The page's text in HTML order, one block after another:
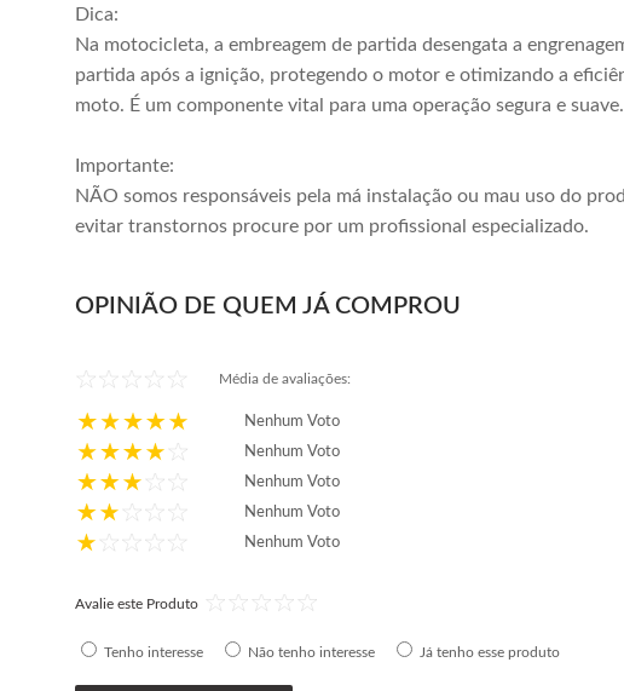
Dica:
Na motocicleta, a embreagem de partida desengata a
partida após a ignição, protegendo o motor e otimizando a
moto. É um componente vital para uma operação segura e suave.
Importante:
NÃO somos responsáveis pela má instalação ou mau uso do
evitar transtornos procure por um profissional especializado.
OPINIÃO DE QUEM JÁ COMPROU
Média de avaliações:
Nenhum Voto
Nenhum Voto
Nenhum Voto
Nenhum Voto
Nenhum Voto
Avalie este Produto
Tenho interesse Não tenho interesse Já tenho esse produto